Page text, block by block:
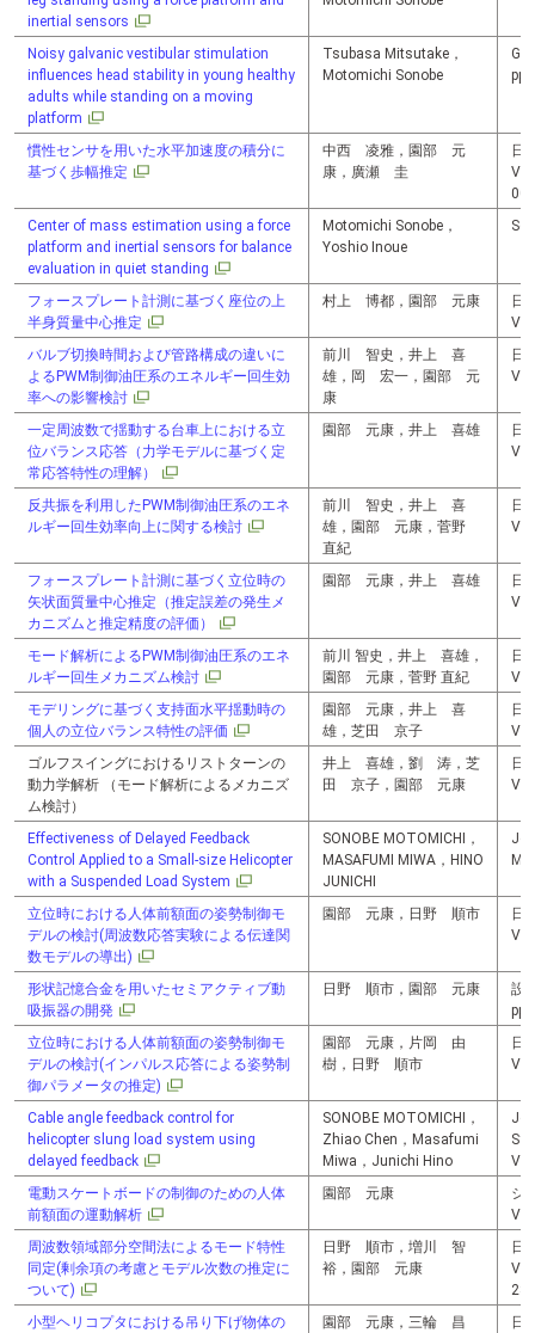
inertial sensors
Noisy galvanic vestibular stimulation
influences head stability in young healthy
adults while standing on a moving
platform
Tsubasa Mitsutake，
Motomichi Sonobe
慣性センサを用いた水平加速度の積分に
基づく歩幅推定
中西 凌雅，園部 元
康，廣瀬 圭
日
Center of mass estimation using a force
platform and inertial sensors for balance
evaluation in quiet standing
Motomichi Sonobe，
Yoshio Inoue
フォースプレート計測に基づく座位の上
半身質量中心推定
村上 博都，園部 元康
日
バルブ切換時間および管路構成の違いに
よるPWM制御油圧系のエネルギー回生効
率への影響検討
前川 智史，井上 喜
雄，岡 宏一，園部 元
康
日
一定周波数で揺動する台車上における立
位バランス応答（力学モデルに基づく定
常応答特性の理解）
園部 元康，井上 喜雄
日
反共振を利用したPWM制御油圧系のエネ
ルギー回生効率向上に関する検討
前川 智史，井上 喜
雄，園部 元康，菅野
直紀
日
フォースプレート計測に基づく立位時の
矢状面質量中心推定（推定誤差の発生メ
カニズムと推定精度の評価）
園部 元康，井上 喜雄
日
モード解析によるPWM制御油圧系のエネ
ルギー回生メカニズム検討
前川 智史，井上 喜雄，
園部 元康，菅野 直紀
日
モデリングに基づく支持面水平揺動時の
個人の立位バランス特性の評価
園部 元康，井上 喜
雄，芝田 京子
日
ゴルフスイングにおけるリストターンの
動力学解析 （モード解析によるメカニズ
ム検討）
井上 喜雄，劉 涛，芝
田 京子，園部 元康
日
Effectiveness of Delayed Feedback
Control Applied to a Small-size Helicopter
with a Suspended Load System
SONOBE MOTOMICHI，
MASAFUMI MIWA，HINO
JUNICHI
立位時における人体前額面の姿勢制御モ
デルの検討(周波数応答実験による伝達関
数モデルの導出)
園部 元康，日野 順市
日
形状記憶合金を用いたセミアクティブ動
吸振器の開発
日野 順市，園部 元康
設
立位時における人体前額面の姿勢制御モ
デルの検討(インパルス応答による姿勢制
御パラメータの推定)
園部 元康，片岡 由
樹，日野 順市
日
Cable angle feedback control for
helicopter slung load system using
delayed feedback
SONOBE MOTOMICHI，
Zhiao Chen，Masafumi
Miwa，Junichi Hino
電動スケートボードの制御のための人体
前額面の運動解析
園部 元康
シ
周波数領域部分空間法によるモード特性
同定(剰余項の考慮とモデル次数の推定に
ついて)
日野 順市，増川 智
裕，園部 元康
日
小型ヘリコプタにおける吊り下げ物体の
園部 元康，三輪 昌
日